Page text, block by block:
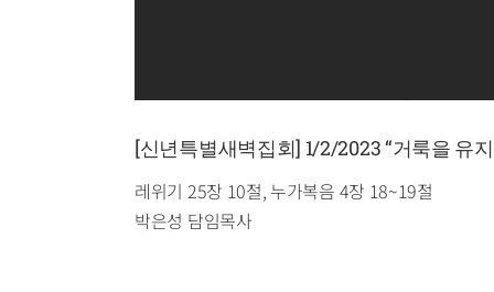
[신년특별새벽집회] 1/2/2023 “거룩을 유
레위기 25장 10절, 누가복음 4장 18~19절
박은성 담임목사